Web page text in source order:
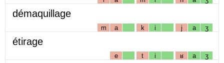
démaquillage
m a k i j a ʒ
étirage
e t i ʁ a ʒ